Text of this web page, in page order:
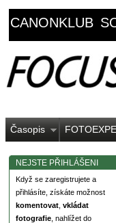
CANONKLUB
Časopis
NEJSTE PŘIHLÁŠENI
Když se zaregistrujete a
přihlásíte, získáte možnost
komentovat vkládat
fotografie , nahlížet do